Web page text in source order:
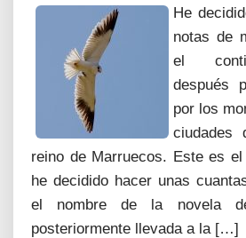
He
notas de
el
después
por los
ciudades
reino de Marruecos. Este es
he decidido hacer unas
el nombre de la novela
posteriormente llevada a la […]